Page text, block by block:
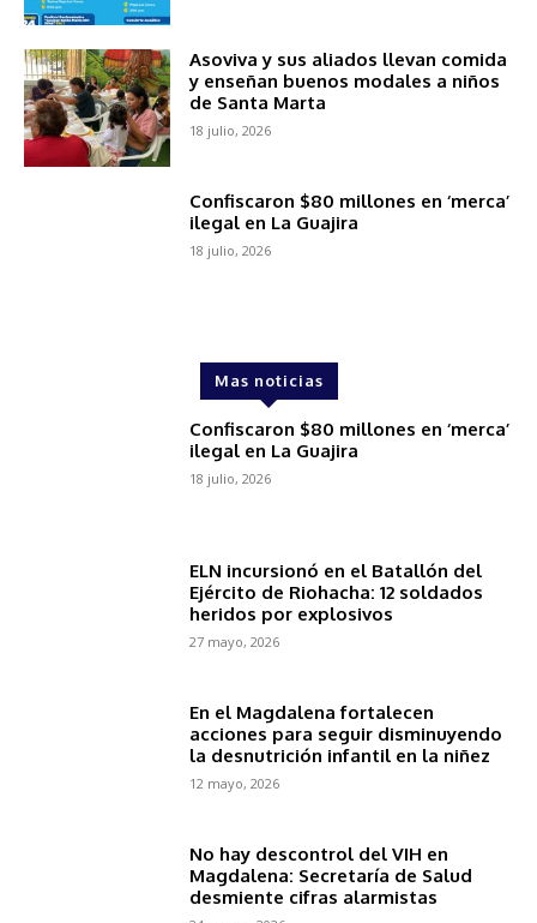
Asoviva y sus aliados llevan comida
y enseñan buenos modales a niños
de Santa Marta
18 julio, 2026
Confiscaron $80 millones en ‘merca’
ilegal en La Guajira
18 julio, 2026
Mas noticias
Confiscaron $80 millones en ‘merca’
ilegal en La Guajira
18 julio, 2026
ELN incursionó en el Batallón del
Ejército de Riohacha: 12 soldados
heridos por explosivos
27 mayo, 2026
En el Magdalena fortalecen
acciones para seguir disminuyendo
la desnutrición infantil en la niñez
12 mayo, 2026
No hay descontrol del VIH en
Magdalena: Secretaría de Salud
desmiente cifras alarmistas